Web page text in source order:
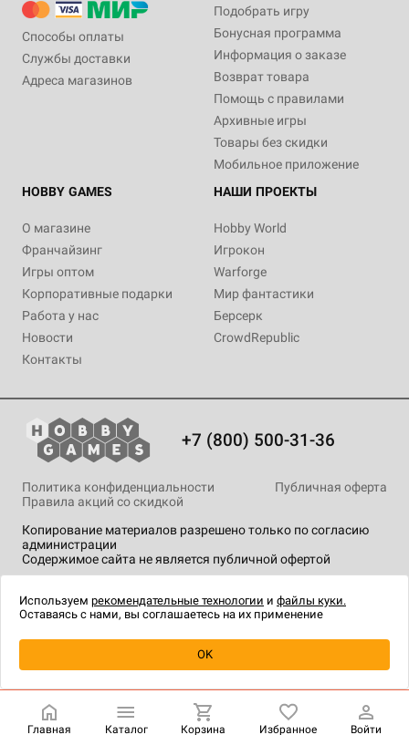
Уведомить о наличии
Способы оплаты
Службы доставки
Адреса магазинов
Подобрать игру
Бонусная программа
Информация о заказе
Возврат товара
Помощь с правилами
Архивные игры
Товары без скидки
Мобильное приложение
HOBBY GAMES
О магазине
Франчайзинг
Игры оптом
Корпоративные подарки
Работа у нас
Новости
Контакты
НАШИ ПРОЕКТЫ
Hobby World
Игрокон
Warforge
Мир фантастики
Берсерк
CrowdRepublic
+7 (800) 500-31-36
Копирование материалов разрешено только по согласию
администрации
Содержимое сайта не является публичной офертой
Политика конфиденциальности
Публичная оферта
Правила акций со скидкой
технологии.
Главная Каталог Корзина Избранное Войти
Используем рекомендательные технологии и файлы куки.
Оставаясь с нами, вы соглашаетесь на их применение
OK